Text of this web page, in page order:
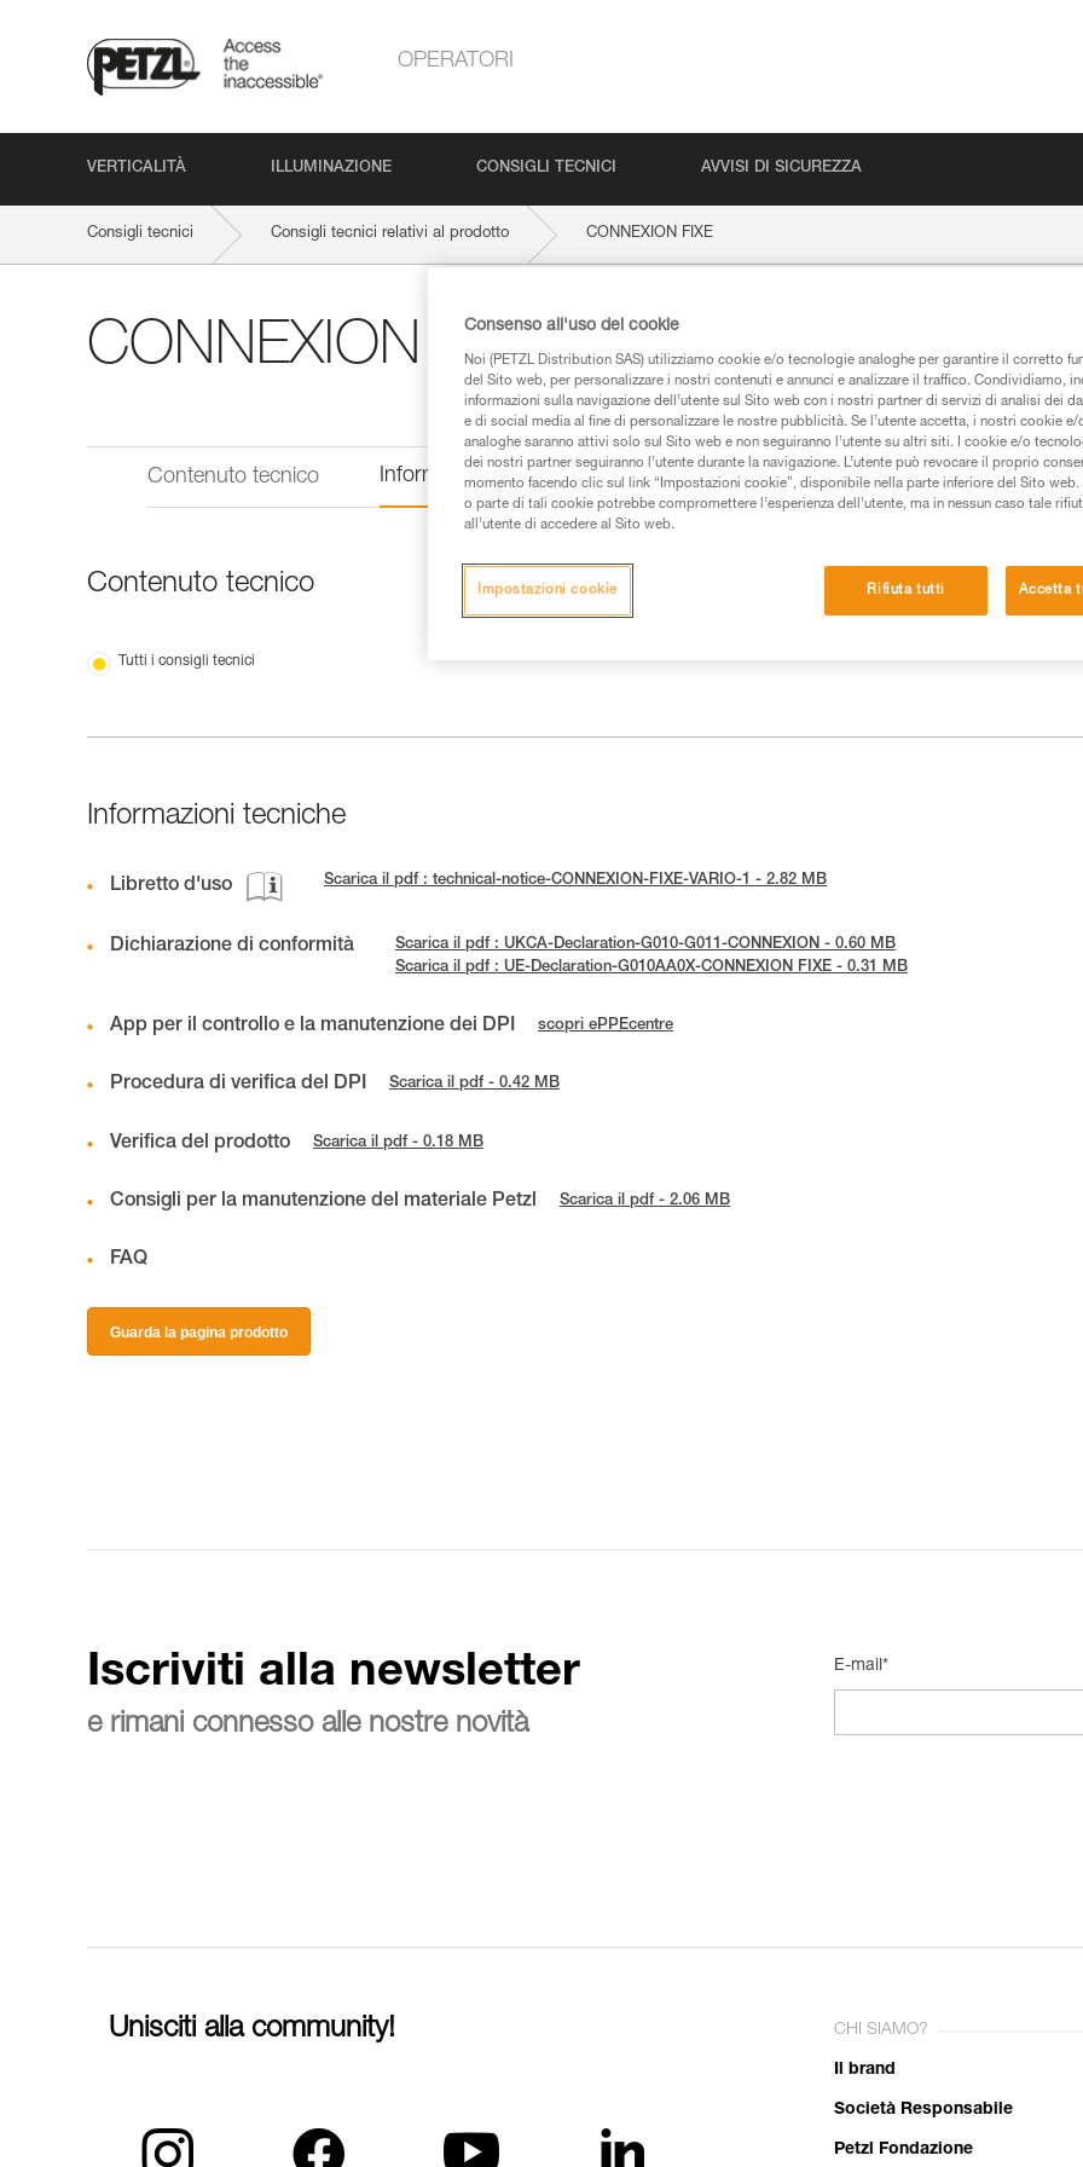
OPERATORI
VERTICALITÀ ILLUMINAZIONE CONSIGLI TECNICI AVVISI DI SICUREZZA
Consigli tecnici Consigli tecnici relativi al prodotto CONNEXION FIXE
CONNEXION FIXE
Contenuto tecnico Informazioni tecniche
Contenuto tecnico
Tutti i consigli tecnici
Informazioni tecniche
Libretto d'uso Scarica il pdf : technical-notice-CONNEXION-FIXE-VARIO-1 - 2.82 MB
Dichiarazione di conformità
Scarica il pdf : UKCA-Declaration-G010-G011-CONNEXION - 0.60 MB
Scarica il pdf : UE-Declaration-G010AA0X-CONNEXION FIXE - 0.31 MB
App per il controllo e la manutenzione dei DPI scopri ePPEcentre
Procedura di verifica del DPI Scarica il pdf - 0.42 MB
Verifica del prodotto Scarica il pdf - 0.18 MB
Consigli per la manutenzione del materiale Petzl Scarica il pdf - 2.06 MB
FAQ
Guarda la pagina prodotto
Iscriviti alla newsletter
e rimani connesso alle nostre novità
E-mail*
Unisciti alla community! CHI SIAMO?
Il brand
Società Responsabile
Petzl Fondazione
Consenso all'uso dei cookie
Noi (PETZL Distribution SAS) utilizziamo cookie e/o tecnologie analoghe per garantire il corretto
del Sito web, per personalizzare i nostri contenuti e annunci e analizzare il traffico. Condividiamo,
informazioni sulla navigazione dell’utente sul Sito web con i nostri partner di servizi di analisi dei
e di social media al fine di personalizzare le nostre pubblicità. Se l’utente accetta, i nostri cookie
analoghe saranno attivi solo sul Sito web e non seguiranno l’utente su altri siti. I cookie e/o
dei nostri partner seguiranno l’utente durante la navigazione. L’utente può revocare il proprio
momento facendo clic sul link “Impostazioni cookie”, disponibile nella parte inferiore del Sito
o parte di tali cookie potrebbe compromettere l’esperienza dell’utente, ma in nessun caso tale
all’utente di accedere al Sito web.
Rifiuta tutti Accetta
Impostazioni cookie